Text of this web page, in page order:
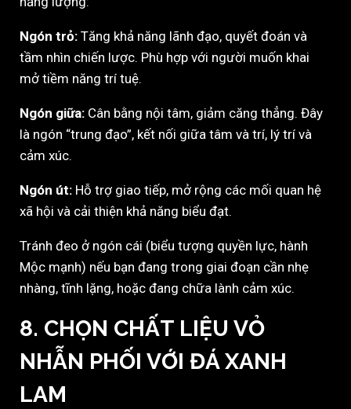
Ngón trỏ: Tăng khả năng lãnh đạo, quyết đoán và
tầm nhìn chiến lược. Phù hợp với người muốn khai
mở tiềm năng trí tuệ.
Ngón giữa: Cân bằng nội tâm, giảm căng thẳng. Đây
là ngón “trung đạo”, kết nối giữa tâm và trí, lý trí và
cảm xúc.
Ngón út: Hỗ trợ giao tiếp, mở rộng các mối quan hệ
xã hội và cải thiện khả năng biểu đạt.
Tránh đeo ở ngón cái (biểu tượng quyền lực, hành
Mộc mạnh) nếu bạn đang trong giai đoạn cần nhẹ
nhàng, tĩnh lặng, hoặc đang chữa lành cảm xúc.
8. CHỌN CHẤT LIỆU VỎ
NHẪN PHỐI VỚI ĐÁ XANH
LAM